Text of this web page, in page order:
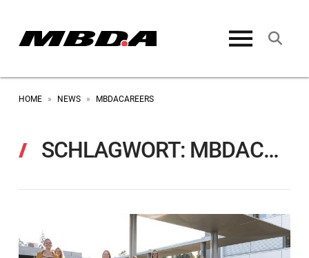
HOME » NEWS » MBDACAREERS
SCHLAGWORT: MBDACAREERS